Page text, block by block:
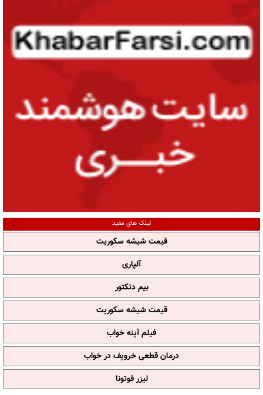
لینک های مفید
قیمت شیشه سکوریت
آلپاری
بیم دتکتور
قیمت شیشه سکوریت
فیلم آپنه خواب
درمان قطعی خروپف در خواب
لیزر فوتونا